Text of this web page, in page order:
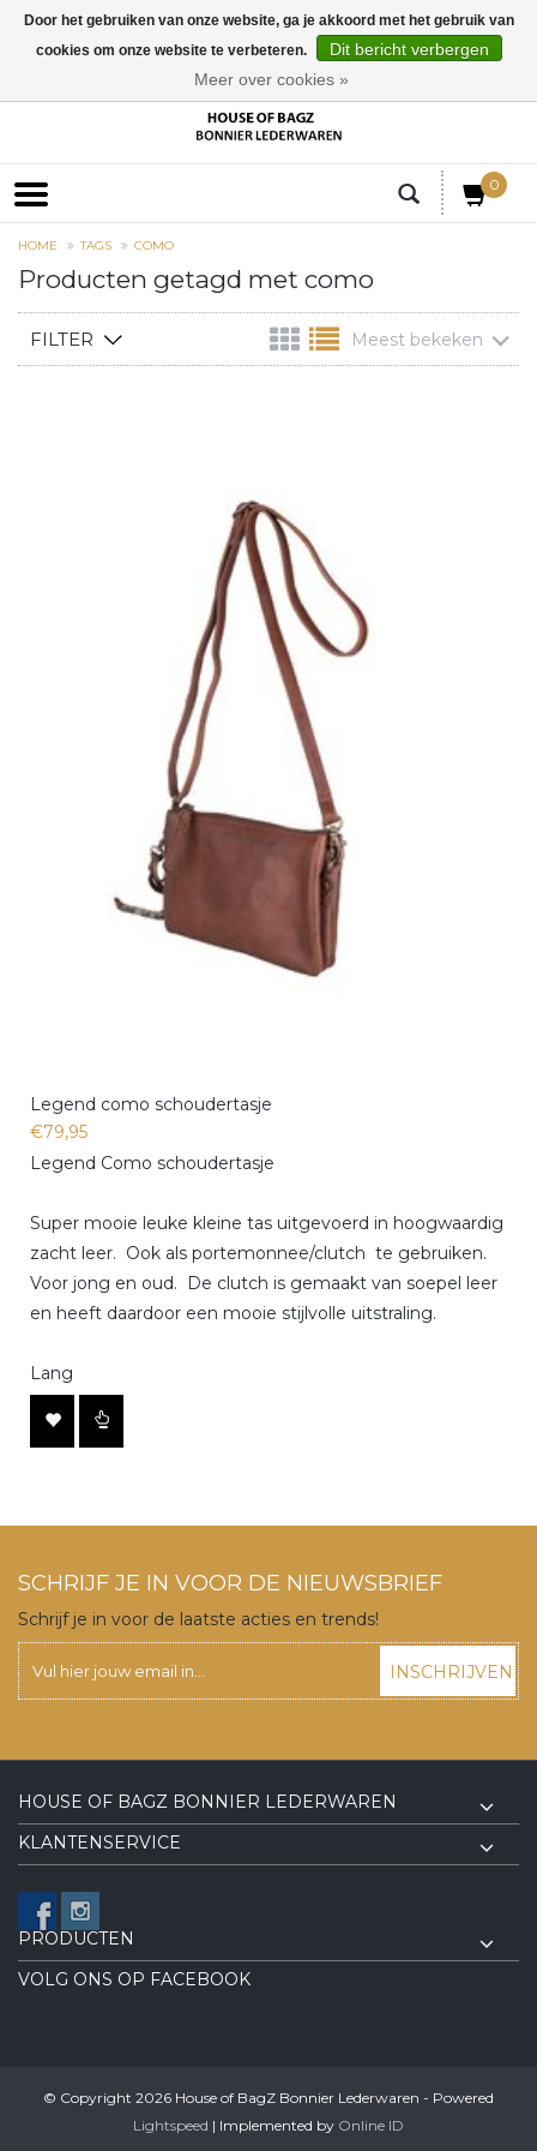
0
HOME TAGS COMO
Producten getagd met como
FILTER Meest bekeken
Legend como schoudertasje
€79,95
Legend Como schoudertasje
Super mooie leuke kleine tas uitgevoerd in hoogwaardig
zacht leer. Ook als portemonnee/clutch te gebruiken.
Voor jong en oud. De clutch is gemaakt van soepel leer
en heeft daardoor een mooie stijlvolle uitstraling.
Lang
SCHRIJF JE IN VOOR DE NIEUWSBRIEF
Schrijf je in voor de laatste acties en trends!
INSCHRIJVEN
HOUSE OF BAGZ BONNIER LEDERWAREN
KLANTENSERVICE
PRODUCTEN
VOLG ONS OP FACEBOOK
© Copyright 2026 House of BagZ Bonnier Lederwaren - Powered
Lightspeed | Implemented by Online ID
Door het gebruiken van onze website, ga je akkoord met het gebruik van
cookies om onze website te verbeteren.
Dit bericht verbergen
Meer over cookies »